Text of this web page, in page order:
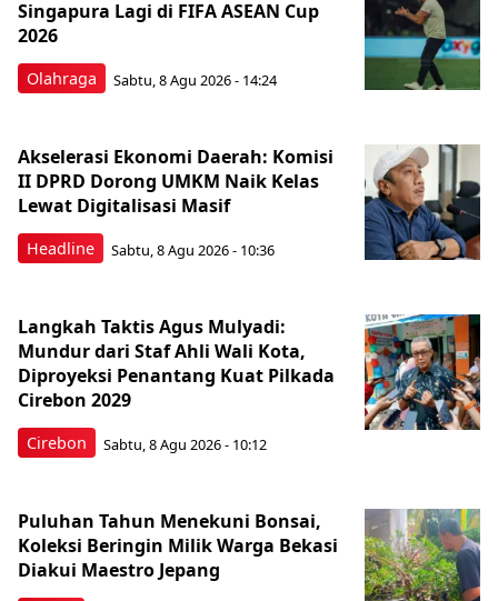
Olahraga
Singapura Lagi di FIFA ASEAN Cup
2026
Sabtu, 8 Agu 2026 - 14:24
Headline
Akselerasi Ekonomi Daerah: Komisi
II DPRD Dorong UMKM Naik Kelas
Lewat Digitalisasi Masif
Sabtu, 8 Agu 2026 - 10:36
Cirebon
Langkah Taktis Agus Mulyadi:
Mundur dari Staf Ahli Wali Kota,
Diproyeksi Penantang Kuat Pilkada
Cirebon 2029
Sabtu, 8 Agu 2026 - 10:12
Puluhan Tahun Menekuni Bonsai,
Koleksi Beringin Milik Warga Bekasi
Diakui Maestro Jepang